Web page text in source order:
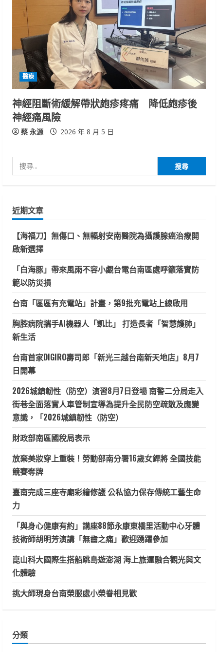
醫療
神經阻斷術緩解帶狀皰疹疼痛 降低皰疹後
神經痛風險
蔡 永源 2026 年 8 月 5 日
尋
字:
近期文章
【海福刀】無傷口、無輻射安南醫院為攝護腺癌治療開
啟新選擇
「白海豚」帶來風雨不容小覷台電台南區處呼籲落實防
範以防災損
台南「區區有充電站」計畫，第9批充電站上線啟用
胸腔病院攜手AI機器人「凱比」 打造長者「智慧護肺」
新生活
台南首家DIGIRO壽司郎「新光三越台南新天地店」8月7
日開幕
2026城鎮韌性（防空）演習8月7日登場 南警二分局走入
街巷全面落實人車管制宣導為提升全民防空疏散及應變
意識，「2026城鎮韌性（防空）
財政部南區國稅局表示
放棄美妝穿上重裝！勞動部南分署16歲女銲將 全國技能
競賽奪牌
臺南完成三座寺廟彩繪修護 公私協力保存傳統工藝生命
力
「與身心健康有約」講座88節永康東橋里活動中心牙體
技術師胡明芳演講「無齒之痛」歡迎踴躍參加
崑山科大國際生搭船跳島遊澎湖 海上旅運融合觀光與文
化體驗
挑大師現身台南榮服處小榮眷相見歡
分類